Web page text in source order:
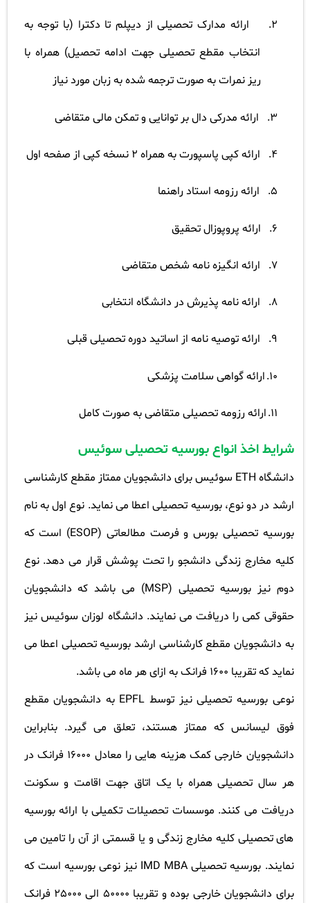
2.
ارائه مدارک تحصیلی از دیپلم تا دکترا (با توجه به
انتخاب مقطع تحصیلی جهت ادامه تحصیل) همراه با
ریز نمرات به صورت ترجمه شده به زبان مورد نیاز
3. ارائه مدرکی دال بر توانایی و تمکن مالی متقاضی
4. ارائه کپی پاسپورت به همراه 2 نسخه کپی از صفحه اول
5. ارائه رزومه استاد راهنما
6. ارائه پروپوزال تحقیق
7. ارائه انگیزه نامه شخص متقاضی
8. ارائه نامه پذیرش در دانشگاه انتخابی
9. ارائه توصیه نامه از اساتید دوره تحصیلی قبلی
10. ارائه گواهی سلامت پزشکی
11. ارائه رزومه تحصیلی متقاضی به صورت کامل
شرایط اخذ انواع بورسیه تحصیلی سوئیس
دانشگاه
سوئیس برای دانشجویان ممتاز مقطع کارشناسی
ارشد در دو نوع، بورسیه تحصیلی اعطا می نماید. نوع اول به نام
بورسیه تحصیلی بورس و فرصت مطالعاتی (ESOP)
است که
کلیه مخارج زندگی دانشجو را تحت پوشش قرار می دهد. نوع
دوم نیز بورسیه تحصیلی (MSP)
می باشد که دانشجویان
حقوقی کمی را دریافت می نمایند. دانشگاه لوزان سوئیس نیز
به دانشجویان مقطع کارشناسی ارشد بورسیه تحصیلی اعطا می
نماید که تقریبا 1600
فرانک به ازای هر ماه می باشد.
نوعی بورسیه تحصیلی نیز توسط
به دانشجویان مقطع
فوق لیسانس که ممتاز هستند، تعلق می گیرد. بنابراین
دانشجویان خارجی کمک هزینه هایی را معادل 16000
فرانک در
هر سال تحصیلی همراه با یک اتاق جهت اقامت و سکونت
دریافت می کنند. موسسات تحصیلات تکمیلی با ارائه بورسیه
های تحصیلی کلیه مخارج زندگی و یا قسمتی از آن را تامین می
نمایند. بورسیه تحصیلیIMD MBA
نیز نوعی بورسیه است که
برای دانشجویان خارجی بوده و تقریبا 50000
الی 25000 فرانک